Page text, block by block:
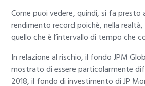
Come puoi vedere, quindi, si fa presto
rendimento record poichè, nella
quello che è l’intervallo di tempo che
In relazione al rischio, il fondo JPM
mostrato di essere particolarmente
2018, il fondo di investimento di JP